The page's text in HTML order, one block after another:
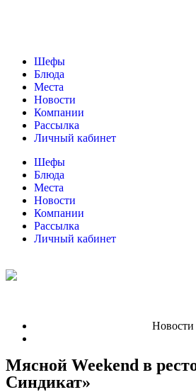
Шефы
Блюда
Места
Новости
Компании
Рассылка
Личный кабинет
Шефы
Блюда
Места
Новости
Компании
Рассылка
Личный кабинет
Новости
Мясной Weekend в
Синдикат»